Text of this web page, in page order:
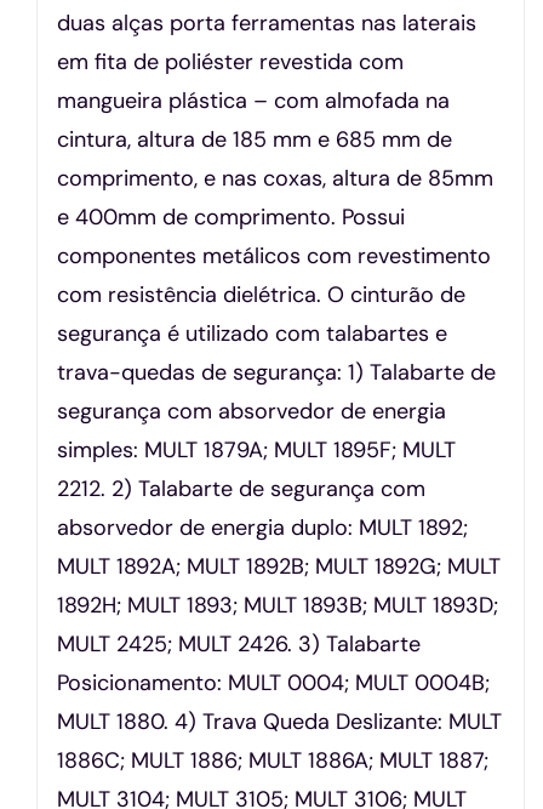
duas alças porta ferramentas nas laterais
em fita de poliéster revestida com
mangueira plástica – com almofada na
cintura, altura de 185 mm e 685 mm de
comprimento, e nas coxas, altura de 85mm
e 400mm de comprimento. Possui
componentes metálicos com revestimento
com resistência dielétrica. O cinturão de
segurança é utilizado com talabartes e
trava-quedas de segurança: 1) Talabarte de
segurança com absorvedor de energia
simples: MULT 1879A; MULT 1895F; MULT
2212. 2) Talabarte de segurança com
absorvedor de energia duplo: MULT 1892;
MULT 1892A; MULT 1892B; MULT 1892G; MULT
1892H; MULT 1893; MULT 1893B; MULT 1893D;
MULT 2425; MULT 2426. 3) Talabarte
Posicionamento: MULT 0004; MULT 0004B;
MULT 1880. 4) Trava Queda Deslizante: MULT
1886C; MULT 1886; MULT 1886A; MULT 1887;
MULT 3104; MULT 3105; MULT 3106; MULT